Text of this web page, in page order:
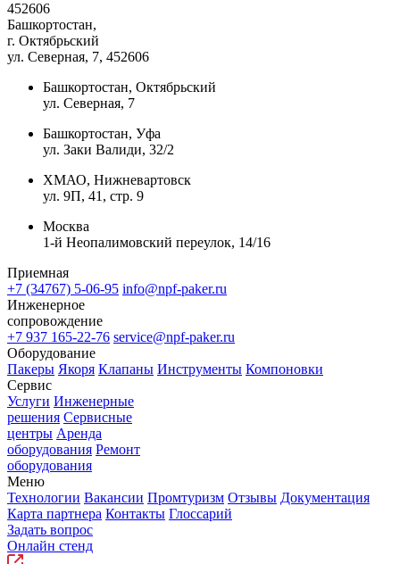
452606
Башкортостан,
г. Октябрьский
ул. Северная, 7, 452606
Башкортостан, Октябрьский
ул. Северная, 7
Башкортостан, Уфа
ул. Заки Валиди, 32/2
ХМАО, Нижневартовск
ул. 9П, 41, стр. 9
Москва
1-й Неопалимовский переулок, 14/16
Приемная
+7 (34767) 5-06-95 info@npf-paker.ru
Инженерное
сопровождение
+7 937 165-22-76 service@npf-paker.ru
Оборудование
Пакеры Якоря Клапаны Инструменты Компоновки
Сервис
Услуги Инженерные
решения Сервисные
центры Аренда
оборудования Ремонт
оборудования
Меню
Технологии Вакансии Промтуризм Отзывы Документация
Карта партнера Контакты Глоссарий
Задать вопрос
Онлайн стенд